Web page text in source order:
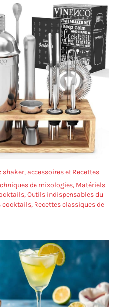
shaker, accessoires et Recettes
de mixologies, Matériels
,Outils indispensables du
cocktails, Recettes classiques de